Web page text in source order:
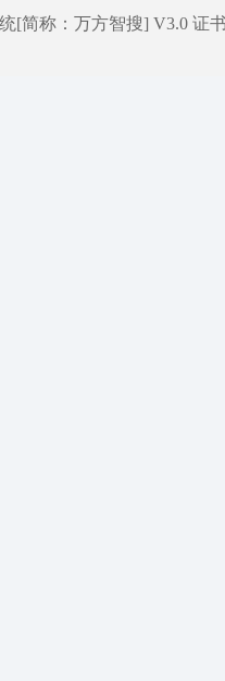
[简称：万方智搜] V3.0 证